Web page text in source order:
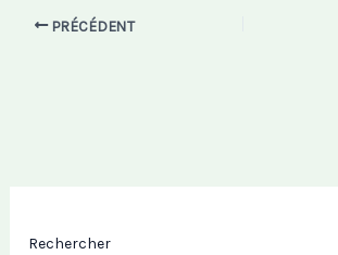
PRÉCÉDENT
Rechercher